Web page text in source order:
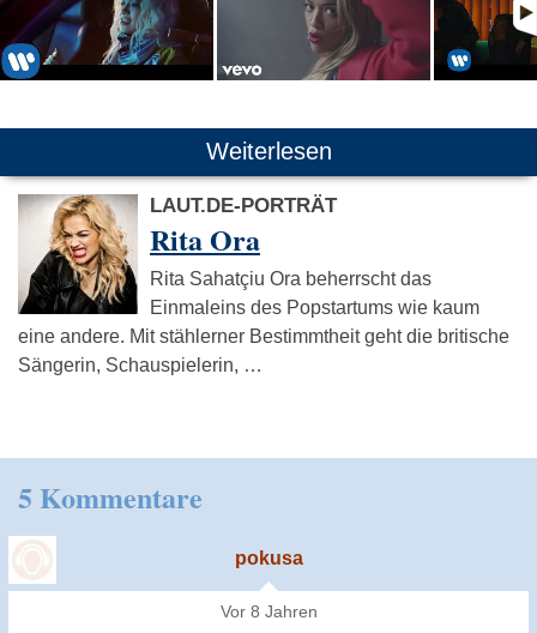
Weiterlesen
LAUT.DE-PORTRÄT
Rita Ora
Rita Sahatçiu Ora beherrscht das
Einmaleins des Popstartums wie kaum
eine andere. Mit stählerner Bestimmtheit geht die britische
Sängerin, Schauspielerin, …
5 Kommentare
pokusa
Vor 8 Jahren